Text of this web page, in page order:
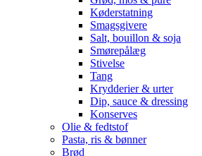
Køderstatning
Smagsgivere
Salt, bouillon & soja
Smørepålæg
Stivelse
Tang
Krydderier & urter
Dip, sauce & dressing
Konserves
Olie & fedtstof
Pasta, ris & bønner
Brød